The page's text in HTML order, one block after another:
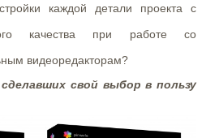
каждой детали проекта с
качества при работе со
видеоредакторам?
свой выбор в пользу